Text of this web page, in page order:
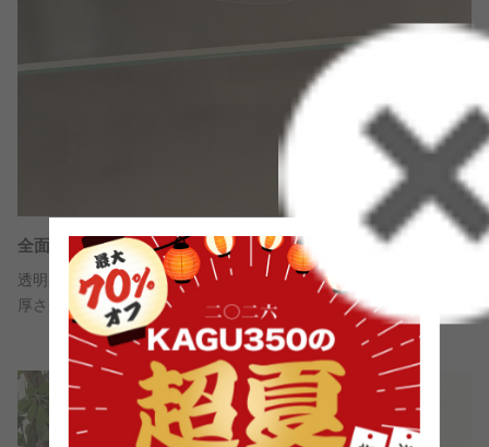
全面に強化ガラスを採用
透明感のあるガラスは全面が強化ガラスになっています。5mmの
厚さがあり強度を高めた設計で万が一の際も安心です。